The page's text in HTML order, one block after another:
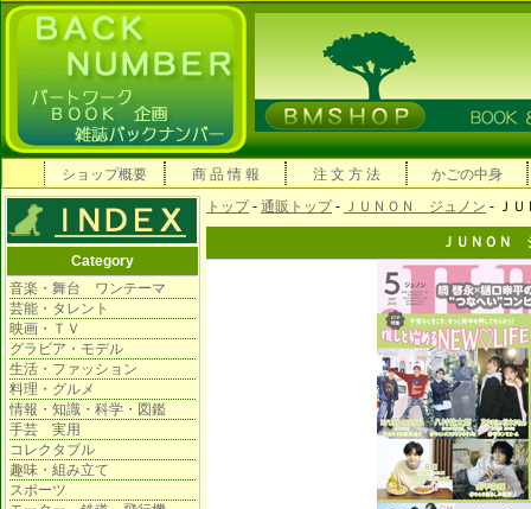
ショップ概要 商 品 情 報 注 文 方 法 かごの中身
Category
音楽・舞台 ワンテーマ
芸能・タレント
映画・ＴＶ
グラビア・モデル
生活・ファッション
料理・グルメ
情報・知識・科学・図鑑
手芸 実用
コレクタブル
趣味・組み立て
スポーツ
トップ- 通販トップ- ＪＵＮＯＮ ジュノン - Ｊ
ＪＵＮＯＮ